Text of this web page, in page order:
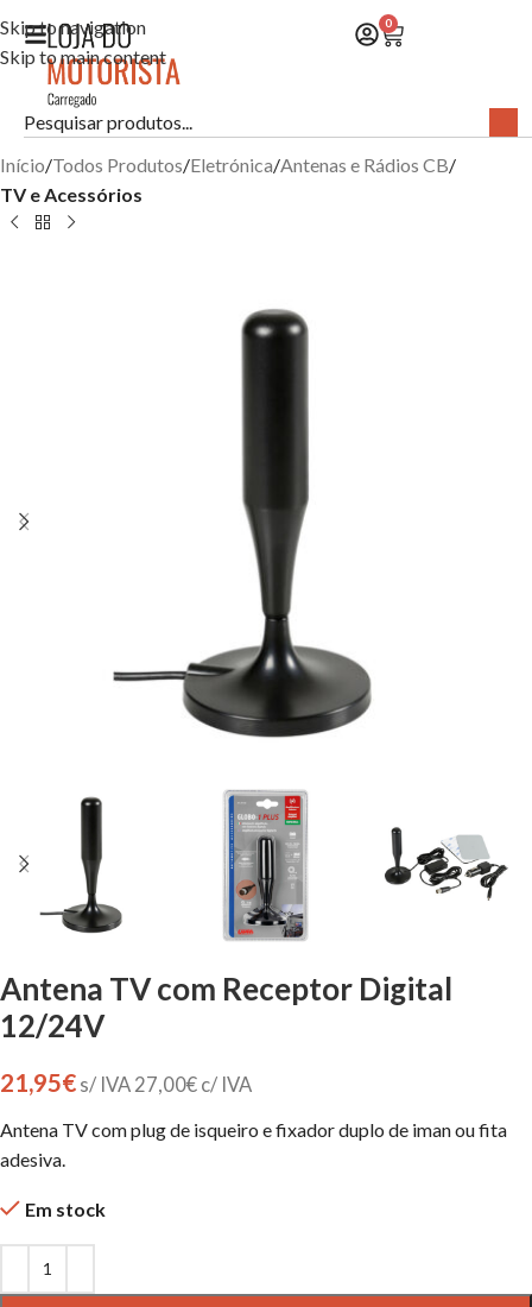
Skip to navigation
Skip to main content
0
Início Todos Produtos Eletrónica Antenas e Rádios CB
TV e Acessórios
Antena TV com Receptor Digital
12/24V
21,95€ s/ IVA 27,00€ c/ IVA
Antena TV com plug de isqueiro e fixador duplo de iman ou fita
adesiva.
Em stock